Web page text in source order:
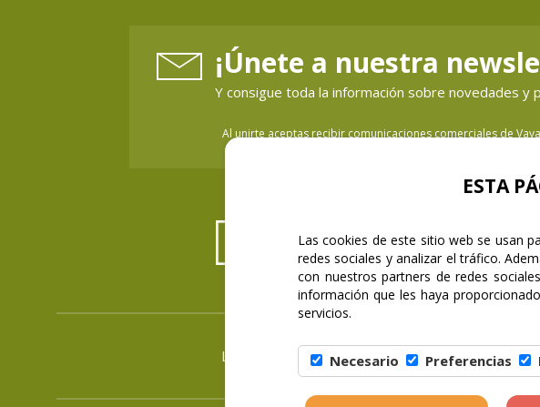
ESTA
Las cookies de este sitio web se usan
redes sociales y analizar el tráfico.
con nuestros partners de redes
información que les haya
servicios.
Necesario Preferencias
¡Únete a nuestra
Y consigue toda la información sobre novedades y
Al unirte aceptas recibir comunicaciones comerciales de
LSSICE Condiciones de compra|Preguntas